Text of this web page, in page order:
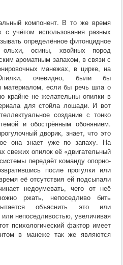
компонент. В то же время
с учётом использования разных
определённое фитонцидное
осины, хвойных пород
ароматным запахом, в связи с
манежах, в цирке, на
очевидно, были бы
материалом, если бы речь шла о
крайне не желательны опилки в
для стойла лошади. И вот
создание с тонко
и обострённым обонянием.
дворик, знает, что это
она знает уже по запаху. На
свежих опилок её «двигательный
передаёт команду опорно-
после прогулки или
её отсутствия ей подсыпали
недоумевать, чего от неё
ржать, непоседливо бить
объяснить это или
непоседливостью, увеличивая
психологический фактор имеет
в манеже так же являются